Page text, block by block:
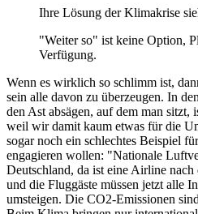
Ihre Lösung der Klimakrise
"Weiter so" ist keine Option,
Verfügung.
Wenn es wirklich so schlimm ist,
sein alle davon zu überzeugen. In
den Ast absägen, auf dem man
weil wir damit kaum etwas für die
sogar noch ein schlechtes Beispiel
engagieren wollen: "Nationale
Deutschland, da ist eine Airline nach
und die Fluggäste müssen jetzt alle
umsteigen. Die CO2-Emissionen